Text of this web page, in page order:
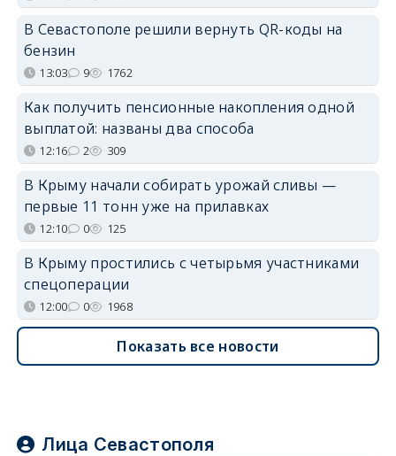
В Севастополе решили вернуть QR-коды на
бензин
13:03 9 1762
Как получить пенсионные накопления одной
выплатой: названы два способа
12:16 2 309
В Крыму начали собирать урожай сливы —
первые 11 тонн уже на прилавках
12:10 0 125
В Крыму простились с четырьмя участниками
спецоперации
12:00 0 1968
Показать все новости
Лица Севастополя